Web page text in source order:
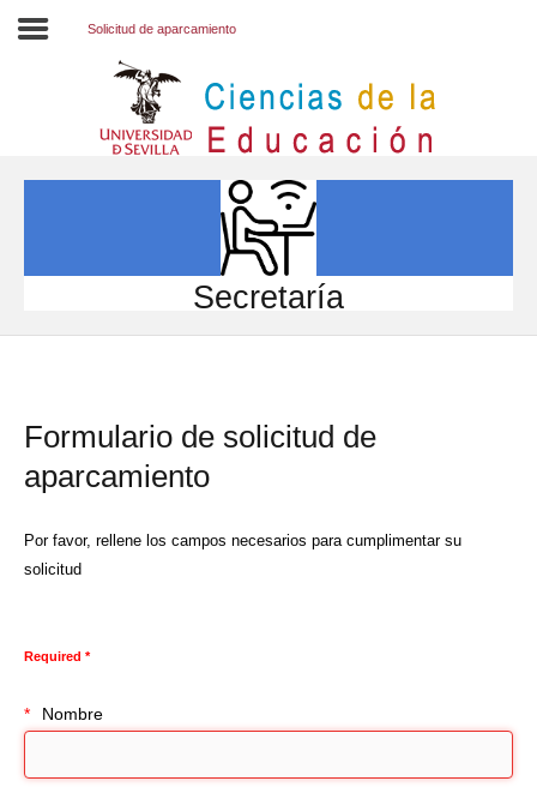
INVESTIGACIÓN
Directorio FCCE
Solicitud de aparcamiento
Secretaría
Formulario de solicitud de
aparcamiento
Por favor, rellene los campos necesarios para cumplimentar su
solicitud
Required *
Nombre